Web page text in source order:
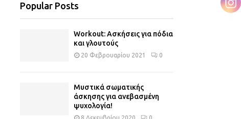
Popular Posts
Workout: Ασκήσεις για πόδια
και γλουτούς
20 Φεβρουαρίου 2021 0
Μυστικά σωματικής
άσκησης για ανεβασμένη
ψυχολογία!